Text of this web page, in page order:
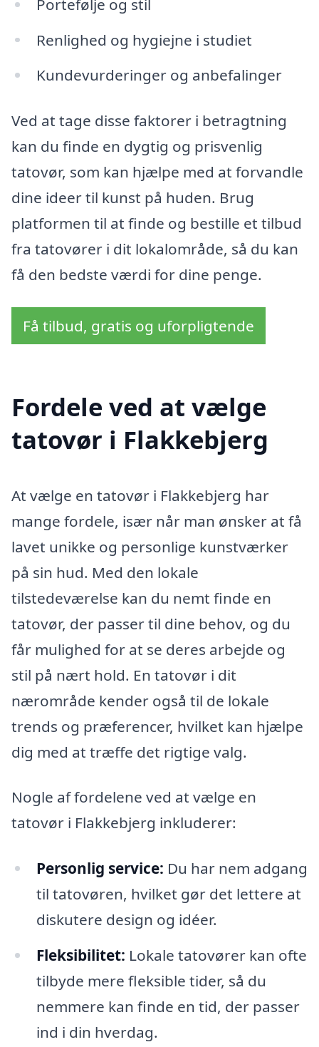
Portefølje og stil
Renlighed og hygiejne i studiet
Kundevurderinger og anbefalinger
Ved at tage disse faktorer i betragtning
kan du finde en dygtig og prisvenlig
tatovør, som kan hjælpe med at forvandle
dine ideer til kunst på huden. Brug
platformen til at finde og bestille et tilbud
fra tatovører i dit lokalområde, så du kan
få den bedste værdi for dine penge.
Få tilbud, gratis og uforpligtende
Fordele ved at vælge
tatovør i Flakkebjerg
At vælge en tatovør i Flakkebjerg har
mange fordele, især når man ønsker at få
lavet unikke og personlige kunstværker
på sin hud. Med den lokale
tilstedeværelse kan du nemt finde en
tatovør, der passer til dine behov, og du
får mulighed for at se deres arbejde og
stil på nært hold. En tatovør i dit
nærområde kender også til de lokale
trends og præferencer, hvilket kan hjælpe
dig med at træffe det rigtige valg.
Nogle af fordelene ved at vælge en
tatovør i Flakkebjerg inkluderer:
Personlig service: Du har nem adgang
til tatovøren, hvilket gør det lettere at
diskutere design og idéer.
Fleksibilitet: Lokale tatovører kan ofte
tilbyde mere fleksible tider, så du
nemmere kan finde en tid, der passer
ind i din hverdag.